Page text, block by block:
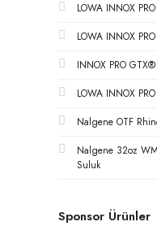
LOWA INNOX
LOWA INNOX
INNOX PRO
LOWA INNOX
Nalgene OTF
Nalgene 32oz
Suluk
Sponsor Ürünler